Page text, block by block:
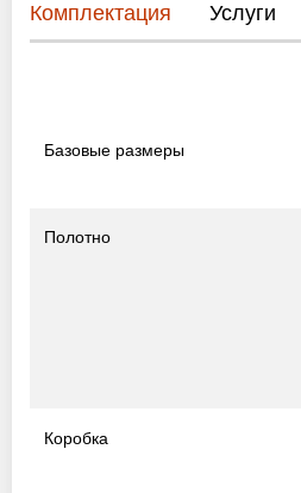
Комплектация Услуги
Базовые размеры
Полотно
Коробка